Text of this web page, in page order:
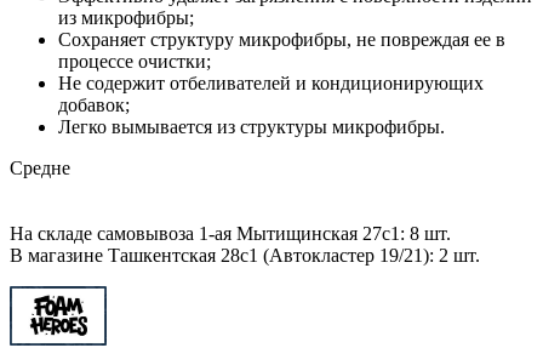
из микрофибры;
Сохраняет структуру микрофибры, не повреждая ее в
процессе очистки;
Не содержит отбеливателей и кондиционирующих
добавок;
Легко вымывается из структуры микрофибры.
Средне
На складе самовывоза 1-ая Мытищинская 27с1: 8 шт.
В магазине Ташкентская 28с1 (Автокластер 19/21): 2 шт.